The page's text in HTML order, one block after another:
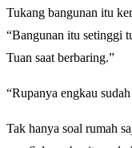
Tukang bangunan itu
“Bangunan itu setinggi
Tuan saat berbaring.”
“Rupanya engkau
Tak hanya soal rumah